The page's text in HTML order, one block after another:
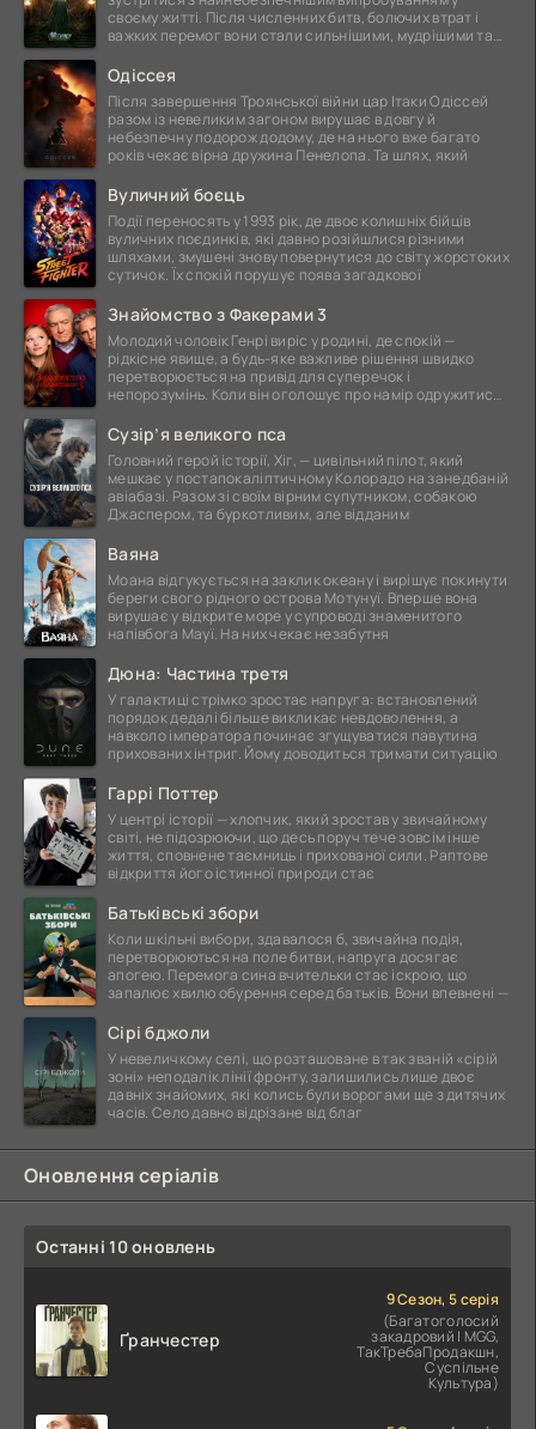
своєму житті. Після численних битв, болючих втрат і
важких перемог вони стали сильнішими, мудрішими та
Одіссея
Після завершення Троянської війни цар Ітаки Одіссей
разом із невеликим загоном вирушає в довгу й
небезпечну подорож додому, де на нього вже багато
років чекає вірна дружина Пенелопа. Та шлях, який
Вуличний боєць
Події переносять у 1993 рік, де двоє колишніх бійців
вуличних поєдинків, які давно розійшлися різними
шляхами, змушені знову повернутися до світу жорстоких
сутичок. Їх спокій порушує поява загадкової
Знайомство з Факерами 3
Молодий чоловік Генрі виріс у родині, де спокій —
рідкісне явище, а будь-яке важливе рішення швидко
перетворюється на привід для суперечок і
непорозумінь. Коли він оголошує про намір одружитися,
Сузір’я великого пса
Головний герой історії, Хіг, — цивільний пілот, який
мешкає у постапокаліптичному Колорадо на занедбаній
авіабазі. Разом зі своїм вірним супутником, собакою
Джаспером, та буркотливим, але відданим
Ваяна
Моана відгукується на заклик океану і вирішує покинути
береги свого рідного острова Мотунуї. Вперше вона
вирушає у відкрите море у супроводі знаменитого
напівбога Мауї. На них чекає незабутня
Дюна: Частина третя
У галактиці стрімко зростає напруга: встановлений
порядок дедалі більше викликає невдоволення, а
навколо імператора починає згущуватися павутина
прихованих інтриг. Йому доводиться тримати ситуацію
Гаррі Поттер
У центрі історії — хлопчик, який зростав у звичайному
світі, не підозрюючи, що десь поруч тече зовсім інше
життя, сповнене таємниць і прихованої сили. Раптове
відкриття його істинної природи стає
Батьківські збори
Коли шкільні вибори, здавалося б, звичайна подія,
перетворюються на поле битви, напруга досягає
апогею. Перемога сина вчительки стає іскрою, що
запалює хвилю обурення серед батьків. Вони впевнені —
Сірі бджоли
У невеличкому селі, що розташоване в так званій «сірій
зоні» неподалік лінії фронту, залишились лише двоє
давніх знайомих, які колись були ворогами ще з дитячих
часів. Село давно відрізане від благ
Оновлення серіалів
Останні 10 оновлень
Ґранчестер
9 Сезон, 5 серія
(Багатоголосий
закадровий | MGG,
ТакТребаПродакшн,
Суспільне
Культура)